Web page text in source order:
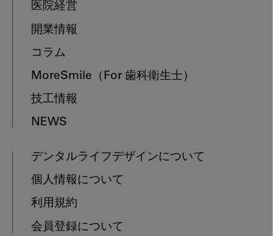
医院経営
開業情報
コラム
MoreSmile （For 歯科衛生士）
技工情報
NEWS
デンタルライフデザインについて
個人情報について
利用規約
会員登録について